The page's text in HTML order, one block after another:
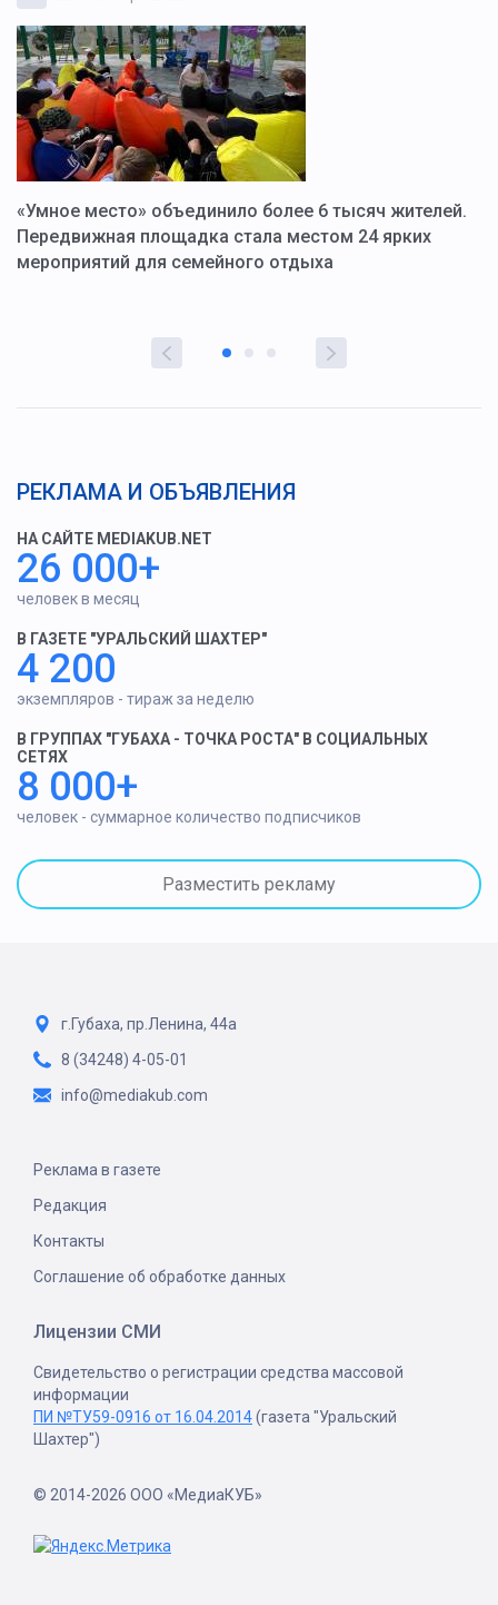
«Умное место» объединило более 6 тысяч жителей.
Передвижная площадка стала местом 24 ярких
мероприятий для семейного отдыха
РЕКЛАМА И ОБЪЯВЛЕНИЯ
НА САЙТЕ MEDIAKUB.NET
26 000+
человек в месяц
В ГАЗЕТЕ "УРАЛЬСКИЙ ШАХТЕР"
4 200
экземпляров - тираж за неделю
В ГРУППАХ "ГУБАХА - ТОЧКА РОСТА" В СОЦИАЛЬНЫХ
СЕТЯХ
8 000+
человек - суммарное количество подписчиков
Разместить рекламу
г.Губаха, пр.Ленина, 44а
8 (34248) 4-05-01
info@mediakub.com
Реклама в газете
Редакция
Контакты
Соглашение об обработке данных
Лицензии СМИ
Свидетельство о регистрации средства массовой
информации
ПИ №ТУ59-0916 от 16.04.2014(газета "Уральский
Шахтер")
© 2014-2026 ООО «МедиаКУБ»